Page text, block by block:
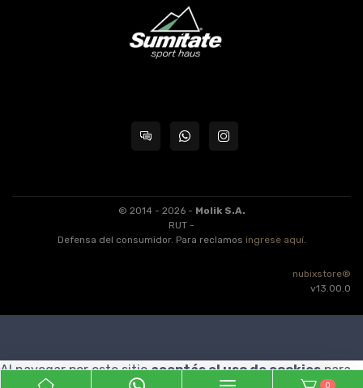
© 2014 - 2026 - Molik S.A.
RUT -
Defensa del consumidor. Para reclamos ingrese aquí.
nubixstore®
v13.00.0
0
Al navegar por este sitioaceptás el uso de cookiespara